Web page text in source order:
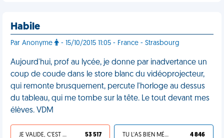
Habile
Par Anonyme - 15/10/2015 11:05 - France - Strasbourg
Aujourd'hui, prof au lycée, je donne par inadvertance un
coup de coude dans le store blanc du vidéoprojecteur,
qui remonte brusquement, percute l'horloge au dessus
du tableau, qui me tombe sur la tête. Le tout devant mes
élèves. VDM
JE VALIDE, C'EST UNE VDM 53 517 TU L'AS BIEN MÉRITÉ 4 846